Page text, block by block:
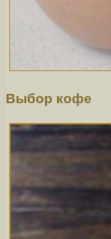
Выбор кофе